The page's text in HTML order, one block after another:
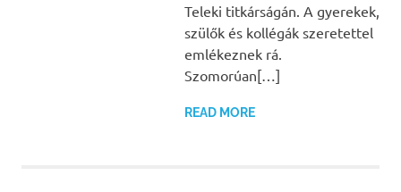
Teleki titkárságán. A gyerekek,
szülők és kollégák szeretettel
emlékeznek rá.
Szomorúan[…]
READ MORE